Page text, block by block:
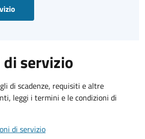
servizio
di scadenze, requisiti e altre
leggi i termini e le condizioni di
di servizio